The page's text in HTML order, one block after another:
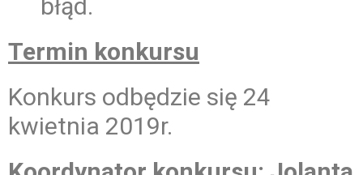
błąd.
Termin konkursu
Konkurs odbędzie się 24
kwietnia 2019r.